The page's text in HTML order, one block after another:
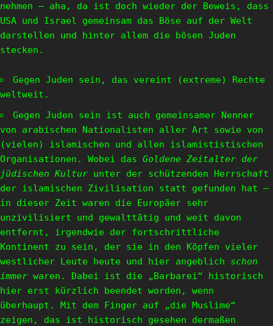
nehmen – aha, da ist doch wieder der Beweis, dass
USA und Israel gemeinsam das Böse auf der Welt
darstellen und hinter allem die bösen Juden
stecken.
Gegen Juden sein, das vereint (extreme) Rechte
weltweit.
Gegen Juden sein ist auch gemeinsamer Nenner
von arabischen Nationalisten aller Art sowie von
(vielen) islamischen und allen islamististischen
Organisationen. Wobei das Goldene Zeitalter der
jüdischen Kultur unter der schützenden Herrschaft
der islamischen Zivilisation statt gefunden hat –
in dieser Zeit waren die Europäer sehr
unzivilisiert und gewalttätig und weit davon
entfernt, irgendwie der fortschrittliche
Kontinent zu sein, der sie in den Köpfen vieler
westlicher Leute heute und hier angeblich schon
immer waren. Dabei ist die „Barbarei“ historisch
hier erst kürzlich beendet worden, wenn
überhaupt. Mit dem Finger auf „die Muslime“
zeigen, das ist historisch gesehen dermaßen